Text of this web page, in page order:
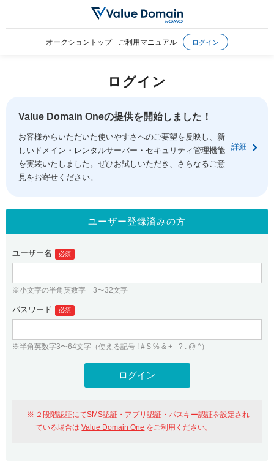
オークショントップ ご利用マニュアル ログイン
ログイン
Value Domain Oneの提供を開始しました！
お客様からいただいた使いやすさへのご要望を反映し、新
しいドメイン・レンタルサーバー・セキュリティ管理機能
を実装いたしました。ぜひお試しいただき、さらなるご意
見をお寄せください。
詳細
ユーザー登録済みの方
ユーザー名 必須
※小文字の半角英数字 3〜32文字
パスワード 必須
※半角英数字3〜64文字（使える記号 ! # $ % & + - ? . @ ^）
２段階認証にてSMS認証・アプリ認証・パスキー認証を設定され
ている場合はValue Domain One をご利用ください。